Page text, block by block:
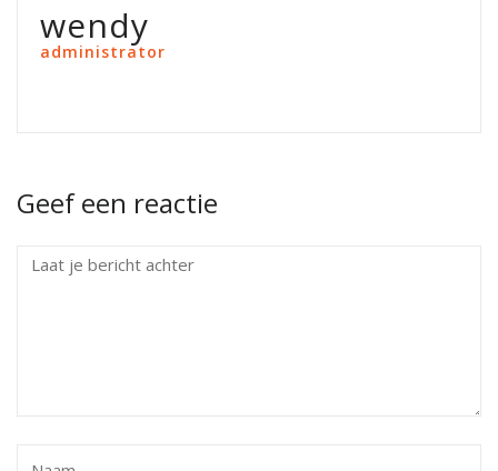
wendy
administrator
Geef een reactie